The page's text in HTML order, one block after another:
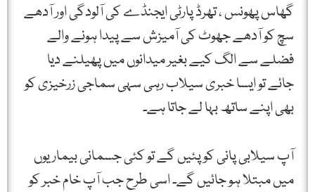
گھاس پھونس ، تھرڈ پارٹی ایجنڈے کی آلودگی اور آدھے
سچ کو آدھے جھوٹ کی آمیزش سے پیدا ہونے والے
فضلے سے الگ کیے بغیر میدانوں میں پھیلنے دیا
جائے تو ایسا خبری سیلاب رہی سہی سماجی زرخیزی کو
بھی اپنے ساتھ بہا لے جاتا ہے۔
آپ سیلابی پانی کو پئیں گے تو کئی جسمانی بیماریوں
میں مبتلا ہو جائیں گے۔ اسی طرح جب آپ خام خبر کو